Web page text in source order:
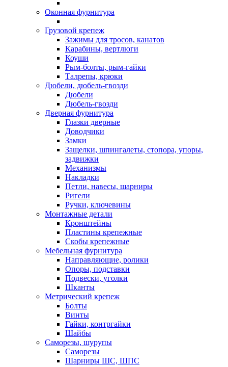
Оконная фурнитура
Грузовой крепеж
Зажимы для тросов, канатов
Карабины, вертлюги
Коуши
Рым-болты, рым-гайки
Талрепы, крюки
Дюбели, дюбель-гвозди
Дюбели
Дюбель-гвозди
Дверная фурнитура
Глазки дверные
Доводчики
Замки
Защелки, шпингалеты, стопора, упоры,
задвижки
Механизмы
Накладки
Петли, навесы, шарниры
Ригели
Ручки, ключевины
Монтажные детали
Кронштейны
Пластины крепежные
Скобы крепежные
Мебельная фурнитура
Направляющие, ролики
Опоры, подставки
Подвески, уголки
Шканты
Метрический крепеж
Болты
Винты
Гайки, контргайки
Шайбы
Саморезы, шурупы
Саморезы
Шарниры ШС, ШПС